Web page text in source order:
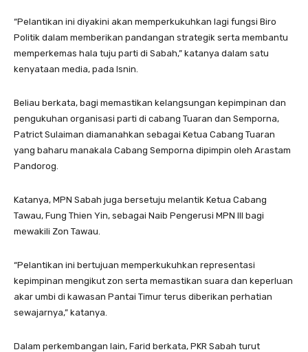
“Pelantikan ini diyakini akan memperkukuhkan lagi fungsi Biro
Politik dalam memberikan pandangan strategik serta membantu
memperkemas hala tuju parti di Sabah,” katanya dalam satu
kenyataan media, pada Isnin.
Beliau berkata, bagi memastikan kelangsungan kepimpinan dan
pengukuhan organisasi parti di cabang Tuaran dan Semporna,
Patrict Sulaiman diamanahkan sebagai Ketua Cabang Tuaran
yang baharu manakala Cabang Semporna dipimpin oleh Arastam
Pandorog.
Katanya, MPN Sabah juga bersetuju melantik Ketua Cabang
Tawau, Fung Thien Yin, sebagai Naib Pengerusi MPN III bagi
mewakili Zon Tawau.
“Pelantikan ini bertujuan memperkukuhkan representasi
kepimpinan mengikut zon serta memastikan suara dan keperluan
akar umbi di kawasan Pantai Timur terus diberikan perhatian
sewajarnya,” katanya.
Dalam perkembangan lain, Farid berkata, PKR Sabah turut